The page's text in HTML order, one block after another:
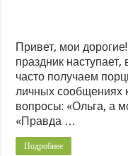
Привет, мои
праздник
часто получаем
личных сообщениях
вопросы: «Ольга, а
«Правда …
Подробнее